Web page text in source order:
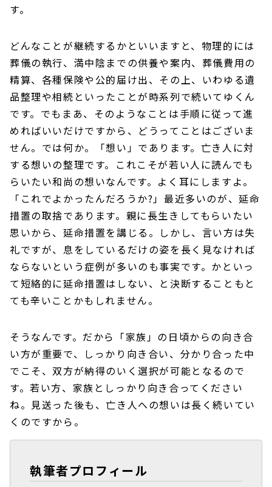
す。
どんなことが継続するかといいますと、物理的には
葬儀の執行、満中陰までの供養や案内、葬儀費用の
精算、各種保険や公的届け出、その上、いわゆる遺
品整理や相続といったことが時系列で続いてゆくん
です。でもまあ、そのようなことは手順に従って進
めればいいだけですから、どうってことはございま
せん。では何か。「想い」であります。亡き人に対
する想いの整理です。これこそが若い人に読んでも
らいたい和尚の想いなんです。よく耳にしますよ。
「これでよかったんだろうか?」最近多いのが、延命
措置の取捨であります。親に長生きしてもらいたい
思いから、延命措置を講じる。しかし、言い方は失
礼ですが、息をしているだけの姿を長く見なければ
ならないという症例が多いのも事実です。かといっ
て短絡的に延命措置はしない、と決断することもと
ても辛いことかもしれません。
そうなんです。だから「家族」の日頃からの向き合
い方が重要で、しっかり向き合い、分かり合った中
でこそ、双方が納得のいく選択が可能となるので
す。若い方、家族としっかり向き合ってください
ね。見送った後も、亡き人への想いは長く続いてい
くのですから。
執筆者プロフィール